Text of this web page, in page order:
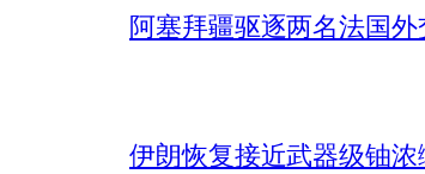
阿塞拜疆驱逐两名法国外
伊朗恢复接近武器级铀浓